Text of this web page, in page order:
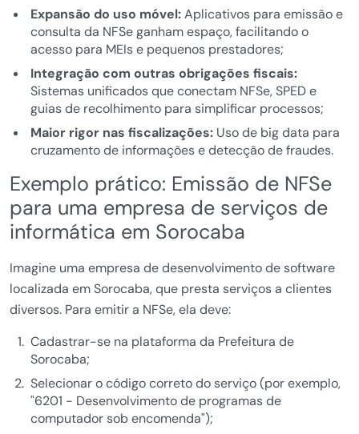
Expansão do uso móvel:Aplicativos para emissão e
consulta da NFSe ganham espaço, facilitando o
acesso para MEIs e pequenos prestadores;
Integração com outras obrigações fiscais:
Sistemas unificados que conectam NFSe, SPED e
guias de recolhimento para simplificar processos;
Maior rigor nas fiscalizações:Uso de big data para
cruzamento de informações e detecção de fraudes.
Exemplo prático: Emissão de NFSe
para uma empresa de serviços de
informática em Sorocaba
Imagine uma empresa de desenvolvimento de software
localizada em Sorocaba, que presta serviços a clientes
diversos. Para emitir a NFSe, ela deve:
Cadastrar-se na plataforma da Prefeitura de
Sorocaba;
Selecionar o código correto do serviço (por exemplo,
"6201 - Desenvolvimento de programas de
computador sob encomenda");